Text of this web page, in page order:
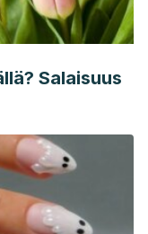
Salaisuus